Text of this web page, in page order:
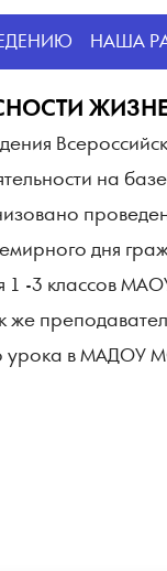
НАША
на
дня
1 -3 классов
урока в МАДОУ